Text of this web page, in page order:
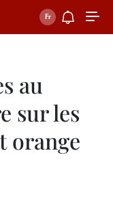
au
sur les
orange